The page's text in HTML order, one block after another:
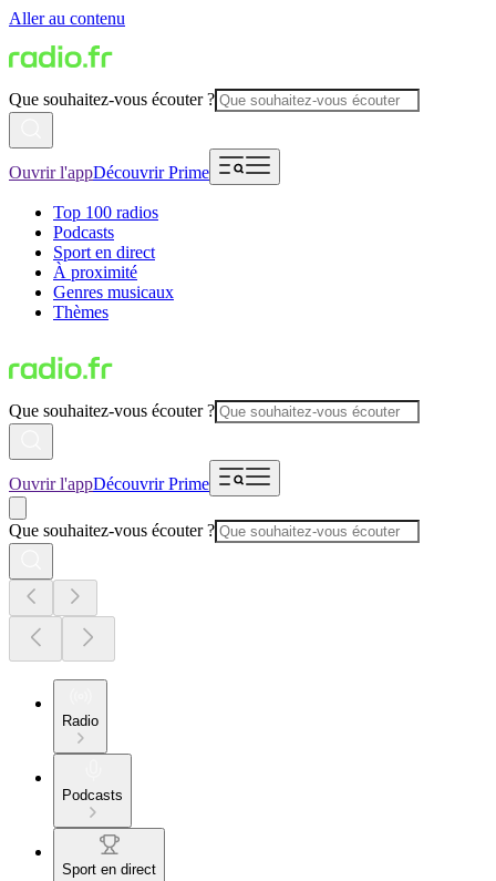
Aller au contenu
Que souhaitez-vous écouter ?
Ouvrir l'appDécouvrir Prime
Top 100 radios
Podcasts
Sport en direct
À proximité
Genres musicaux
Thèmes
Que souhaitez-vous écouter ?
Ouvrir l'appDécouvrir Prime
Que souhaitez-vous écouter ?
Radio
Podcasts
Sport en direct